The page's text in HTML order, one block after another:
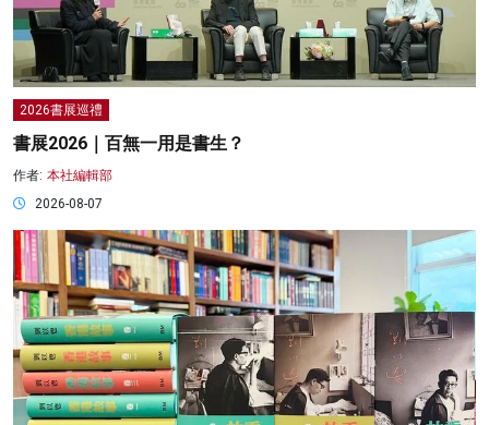
2026書展巡禮
書展2026｜百無一用是書生？
作者: 本社編輯部
2026-08-07